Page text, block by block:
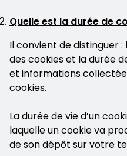
Quelle est la durée de
Il convient de distinguer
des cookies et la durée
et informations
cookies.
La durée de vie d’un
laquelle un cookie va
de son dépôt sur votre